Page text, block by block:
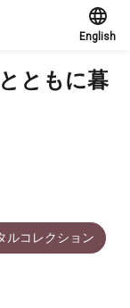
English
ともに暮
ルコレクション